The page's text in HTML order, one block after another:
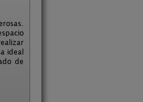
ideal
de